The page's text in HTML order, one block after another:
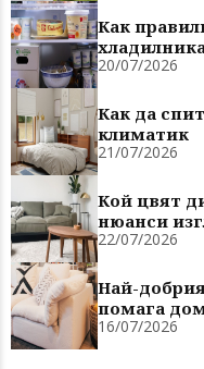
Как
хладилника
20/07/2026
Как да
климатик
21/07/2026
Кой цвят
нюанси
22/07/2026
Най-
помага
16/07/2026